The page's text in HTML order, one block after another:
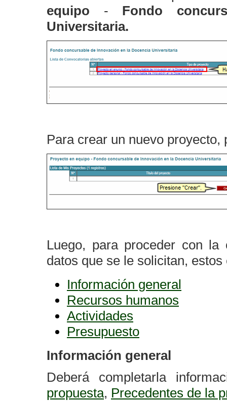
equipo - Fondo
Universitaria.
Para crear un nuevo
Luego, para proceder con
datos que se le solicitan,
Información general
Recursos humanos
Actividades
Presupuesto
Información general
Deberá completarla
propuesta, Precedentes de la